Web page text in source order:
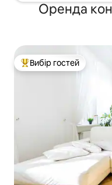
Оренда
Топ вибір гостей
Вибір гостей